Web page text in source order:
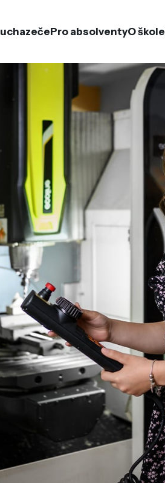
Pro absolventyO škole